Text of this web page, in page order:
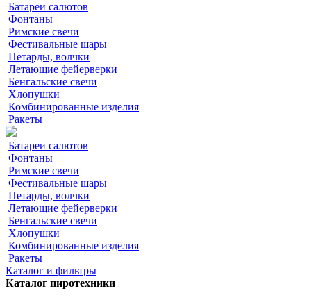
Батареи салютов
Фонтаны
Римские свечи
Фестивальные шары
Петарды, волчки
Летающие фейерверки
Бенгальские свечи
Хлопушки
Комбинированные изделия
Ракеты
Батареи салютов
Фонтаны
Римские свечи
Фестивальные шары
Петарды, волчки
Летающие фейерверки
Бенгальские свечи
Хлопушки
Комбинированные изделия
Ракеты
Каталог и фильтры
Каталог пиротехники